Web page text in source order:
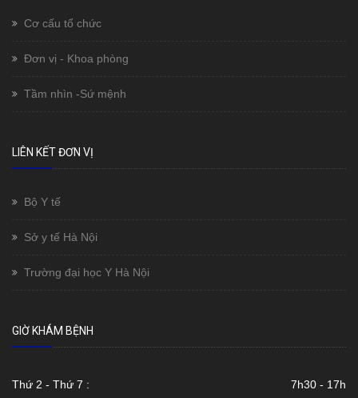
Cơ cấu tổ chức
Đơn vị - Khoa phòng
Tầm nhìn -Sứ mệnh
LIÊN KẾT ĐƠN VỊ
Bộ Y tế
Sở y tế Hà Nội
Trường đại học Y Hà Nội
GIỜ KHÁM BỆNH
Thứ 2 - Thứ 7 : 7h30 - 17h